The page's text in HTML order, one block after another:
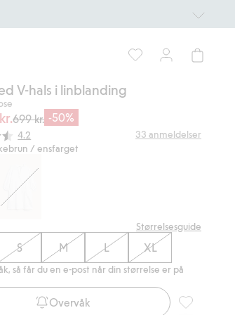
V-hals i linblanding
699 kr. -50%
Gjennomsnittskarakter:
4.2 33 anmeldelser
/ ensfarget
Størrelsesguide
S M L XL
så får du en e-post når din størrelse er på
Overvåk